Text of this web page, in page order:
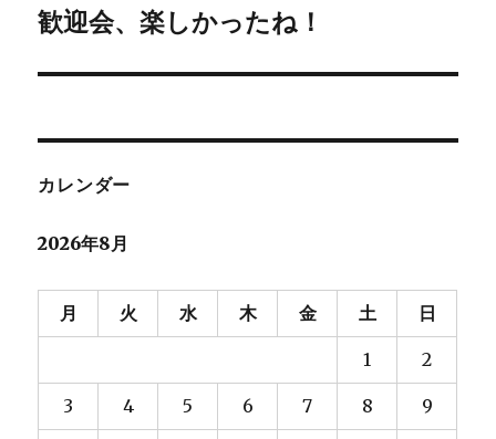
ゲ
ー
次
投
歓迎会、楽しかったね！
カレンダー
2026年8月
月 火 水 木 金 土 日
1 2
3 4 5 6 7 8 9